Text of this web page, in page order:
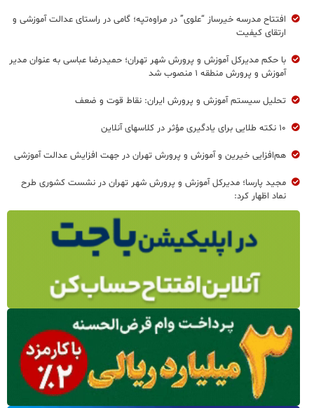
افتتاح مدرسه خیرساز “علوی” در مراوه‌تپه؛ گامی در راستای عدالت آموزشی و
ارتقای کیفیت
با حکم مدیرکل آموزش و پرورش شهر تهران؛ حمیدرضا عباسی به عنوان مدیر
آموزش و پرورش منطقه ۱ منصوب شد
تحلیل سیستم آموزش و پرورش ایران: نقاط قوت و ضعف
۱۰ نکته طلایی برای یادگیری مؤثر در کلاسهای آنلاین
هم‌افزایی خیرین و آموزش و پرورش تهران در جهت افزایش عدالت آموزشی
مجید پارسا؛ مدیرکل آموزش و پرورش شهر تهران در نشست کشوری طرح
نماد اظهار کرد: